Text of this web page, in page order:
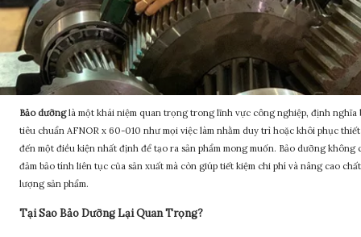
Bảo dưỡng là một khái niệm quan trọng trong lĩnh vực công nghiệp, định nghĩa
tiêu chuẩn AFNOR x 60-010 như mọi việc làm nhằm duy trì hoặc khôi phục
đến một điều kiện nhất định để tạo ra sản phẩm mong muốn. Bảo dưỡng không
đảm bảo tính liên tục của sản xuất mà còn giúp tiết kiệm chi phí và nâng cao chất
lượng sản phẩm.
Tại Sao Bảo Dưỡng Lại Quan Trọng?